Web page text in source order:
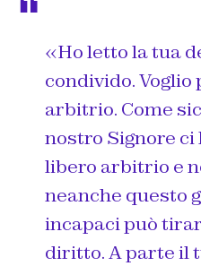
«Ho letto la tua
condivido.
arbitrio. Come
nostro Signore ci
libero arbitrio e
neanche questo
incapaci può
diritto. A parte il